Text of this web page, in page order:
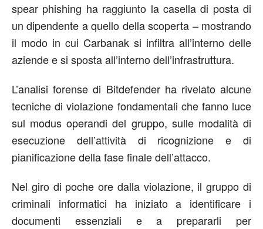
spear phishing ha raggiunto la casella di posta di
un dipendente a quello della scoperta – mostrando
il modo in cui Carbanak si infiltra all’interno delle
aziende e si sposta all’interno dell’infrastruttura.
L’analisi forense di Bitdefender ha rivelato alcune
tecniche di violazione fondamentali che fanno luce
sul modus operandi del gruppo, sulle modalità di
esecuzione dell’attività di ricognizione e di
pianificazione della fase finale dell’attacco.
Nel giro di poche ore dalla violazione, il gruppo di
criminali informatici ha iniziato a identificare i
documenti essenziali e a prepararli per